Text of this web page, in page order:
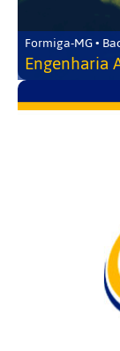
Formiga-MG •
Engenharia